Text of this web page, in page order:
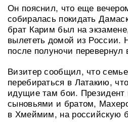
Он пояснил, что еще
собиралась покидать
брат Карим был на
вылететь домой из России.
после полуночи перевернул
Визитер сообщил, что
перебираться в Латакию,
идущие там бои. Президент
сыновьями и братом,
в Хмеймим, на российскую